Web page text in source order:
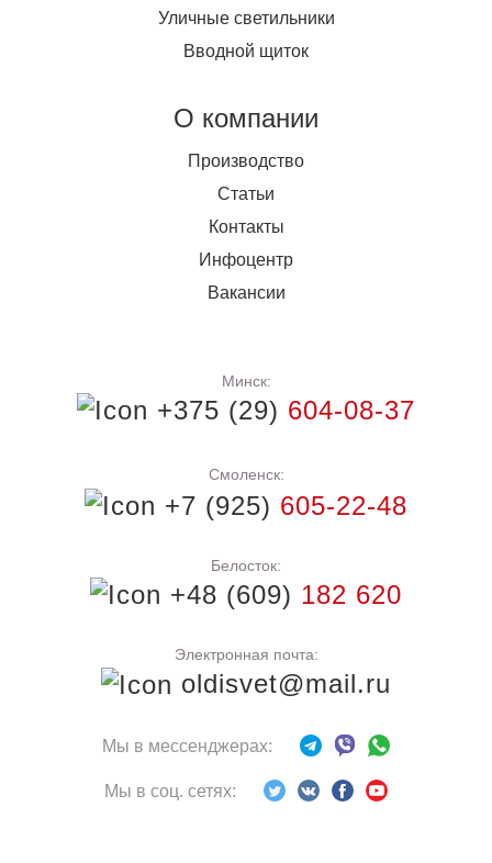
Уличные светильники
Вводной щиток
О компании
Производство
Статьи
Контакты
Инфоцентр
Вакансии
Минск:
+375 (29) 604-08-37
Смоленск:
+7 (925) 605-22-48
Белосток:
+48 (609) 182 620
Электронная почта:
oldisvet@mail.ru
Мы в мессенджерах:
Мы в соц. сетях: